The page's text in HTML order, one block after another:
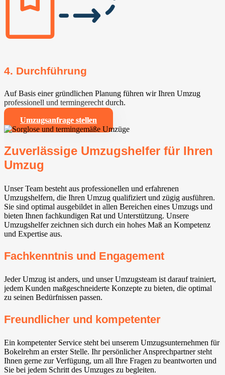
4. Durchführung
Auf Basis einer gründlichen Planung führen wir Ihren Umzug
professionell und termingerecht durch.
Umzugsanfrage stellen
Zuverlässige Umzugshelfer für Ihren
Umzug
Unser Team besteht aus professionellen und erfahrenen
Umzugshelfern, die Ihren Umzug qualifiziert und zügig ausführen.
Sie sind optimal ausgebildet in allen Bereichen eines Umzugs und
bieten Ihnen fachkundigen Rat und Unterstützung. Unsere
Umzugshelfer zeichnen sich durch ein hohes Maß an Kompetenz
und Expertise aus.
Fachkenntnis und Engagement
Jeder Umzug ist anders, und unser Umzugsteam ist darauf trainiert,
jedem Kunden maßgeschneiderte Konzepte zu bieten, die optimal
zu seinen Bedürfnissen passen.
Freundlicher und kompetenter
Ein kompetenter Service steht bei unserem Umzugsunternehmen für
Bokelrehm an erster Stelle. Ihr persönlicher Ansprechpartner steht
Ihnen gerne zur Verfügung, um all Ihre Fragen zu beantworten und
Sie bei jedem Schritt des Umzuges zu begleiten.